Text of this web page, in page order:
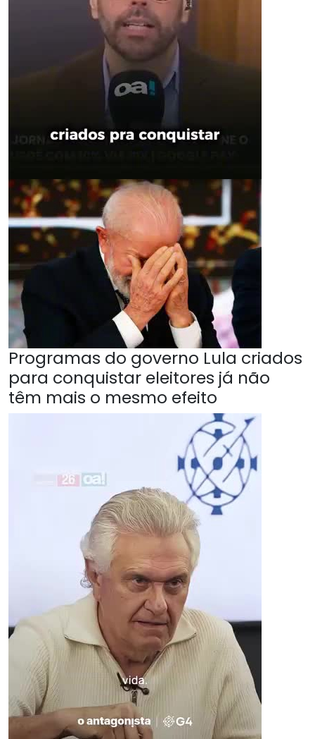
Programas do governo Lula criados
para conquistar eleitores já não
têm mais o mesmo efeito